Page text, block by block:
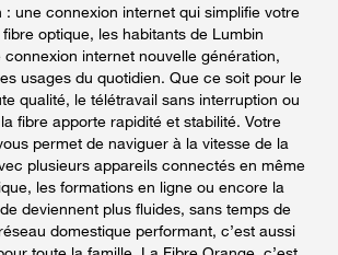
: une connexion internet qui simplifie votre
optique, les habitants de Lumbin
connexion internet nouvelle génération,
usages du quotidien. Que ce soit pour le
qualité, le télétravail sans interruption ou
fibre apporte rapidité et stabilité. Votre
permet de naviguer à la vitesse de la
plusieurs appareils connectés en même
les formations en ligne ou encore la
deviennent plus fluides, sans temps de
domestique performant, c’est aussi